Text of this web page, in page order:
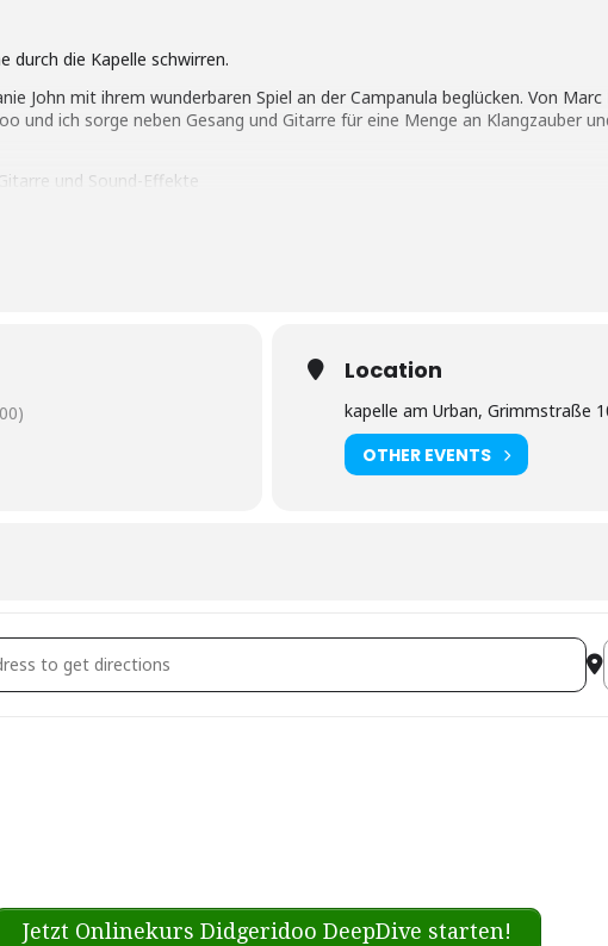
durch die Kapelle schwirren.
John mit ihrem wunderbaren Spiel an der Campanula beglücken. Von
und ich sorge neben Gesang und Gitarre für eine Menge an Klangzauber
und Sound-Effekte
Location
kapelle am Urban, Grimmstraße
OTHER EVENTS
Projekt - Klangzauber in der Kapelle [WC4FNtBMw]
Jetzt Onlinekurs Didgeridoo DeepDive starten!